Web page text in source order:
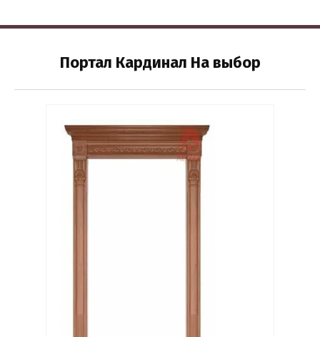
Портал Кардинал На выбор
Выберите...
Производитель: